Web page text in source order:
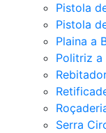
Pistola
Pistola
Plaina a
Politriz a
Serra